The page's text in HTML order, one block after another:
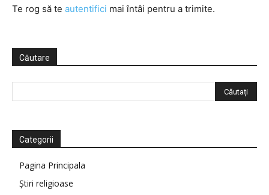
Te rog să te autentifici mai întâi pentru a trimite.
Căutare
Categorii
Pagina Principala
Știri religioase